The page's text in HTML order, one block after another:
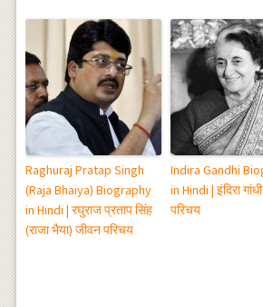
Raghuraj Pratap Singh
(Raja Bhaiya) Biography
in Hindi | रघुराज प्रताप सिंह
(राजा भैया) जीवन परिचय
Indira Gandhi
in Hindi | इंदिरा
परिचय